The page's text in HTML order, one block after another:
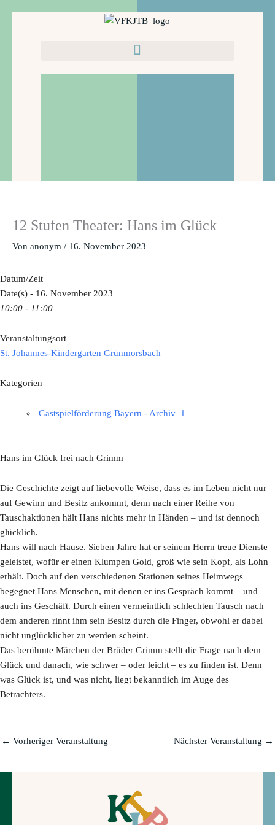
12 Stufen Theater: Hans im Glück
Von anonym / 16. November 2023
Datum/Zeit
Date(s) - 16. November 2023
10:00 - 11:00
Veranstaltungsort
St. Johannes-Kindergarten Grünmorsbach
Kategorien
Gastspielförderung Bayern - Archiv_1
Hans im Glück frei nach Grimm
Die Geschichte zeigt auf liebevolle Weise, dass es im Leben nicht nur
auf Gewinn und Besitz ankommt, denn nach einer Reihe von
Tauschaktionen hält Hans nichts mehr in Händen – und ist dennoch
glücklich.
Hans will nach Hause. Sieben Jahre hat er seinem Herrn treue Dienste
geleistet, wofür er einen Klumpen Gold, groß wie sein Kopf, als Lohn
erhält. Doch auf den verschiedenen Stationen seines Heimwegs
begegnet Hans Menschen, mit denen er ins Gespräch kommt – und
auch ins Geschäft. Durch einen vermeintlich schlechten Tausch nach
dem anderen rinnt ihm sein Besitz durch die Finger, obwohl er dabei
nicht unglücklicher zu werden scheint.
Das berühmte Märchen der Brüder Grimm stellt die Frage nach dem
Glück und danach, wie schwer – oder leicht – es zu finden ist. Denn
was Glück ist, und was nicht, liegt bekanntlich im Auge des
Betrachters.
← Vorheriger Veranstaltung Nächster Veranstaltung →